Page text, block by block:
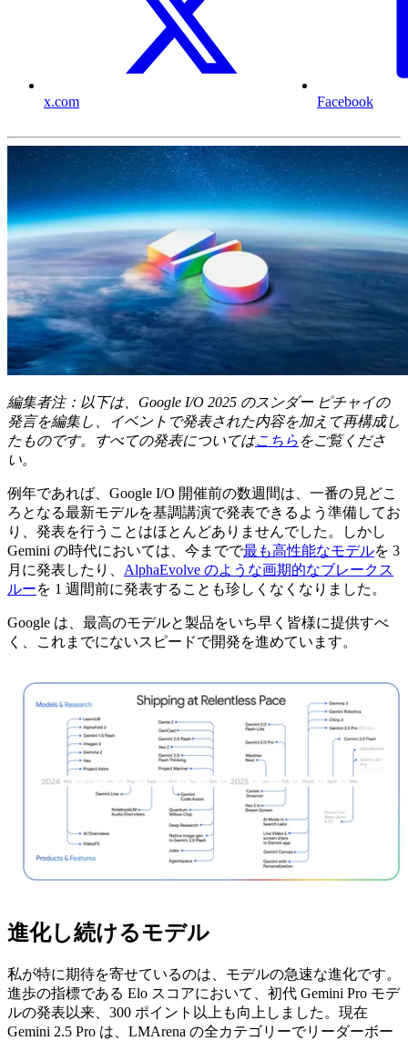
x.com Facebook
編集者注：以下は、Google I/O 2025 のスンダー ピチャイの
発言を編集し、イベントで発表された内容を加えて再構成し
たものです。すべての発表についてはこちら をご覧くださ
い。
例年であれば、Google I/O 開催前の数週間は、一番の見どこ
ろとなる最新モデルを基調講演で発表できるよう準備してお
り、発表を行うことはほとんどありませんでした。しかし
Gemini の時代においては、今までで最も高性能なモデルを 3
月に発表したり、 AlphaEvolve のような画期的なブレークス
ルーを 1 週間前に発表することも珍しくなくなりました。
Google は、最高のモデルと製品をいち早く皆様に提供すべ
く、これまでにないスピードで開発を進めています。
進化し続けるモデル
私が特に期待を寄せているのは、モデルの急速な進化です。
進歩の指標である Elo スコアにおいて、初代 Gemini Pro モデ
ルの発表以来、300 ポイント以上も向上しました。現在
Gemini 2.5 Pro は、LMArena の全カテゴリーでリーダーボー